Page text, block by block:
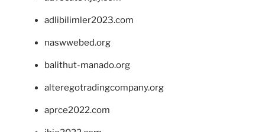
adlibilimler2023.com
naswwebed.org
balithut-manado.org
alteregotradingcompany.org
aprce2022.com